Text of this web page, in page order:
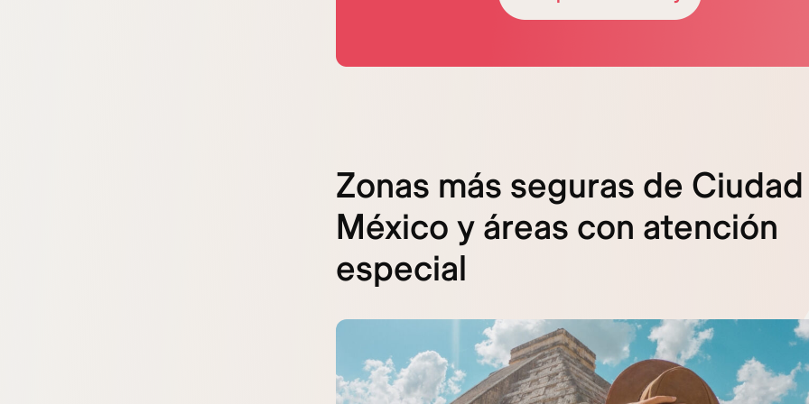
Zonas más seguras de
México y áreas con atención
especial